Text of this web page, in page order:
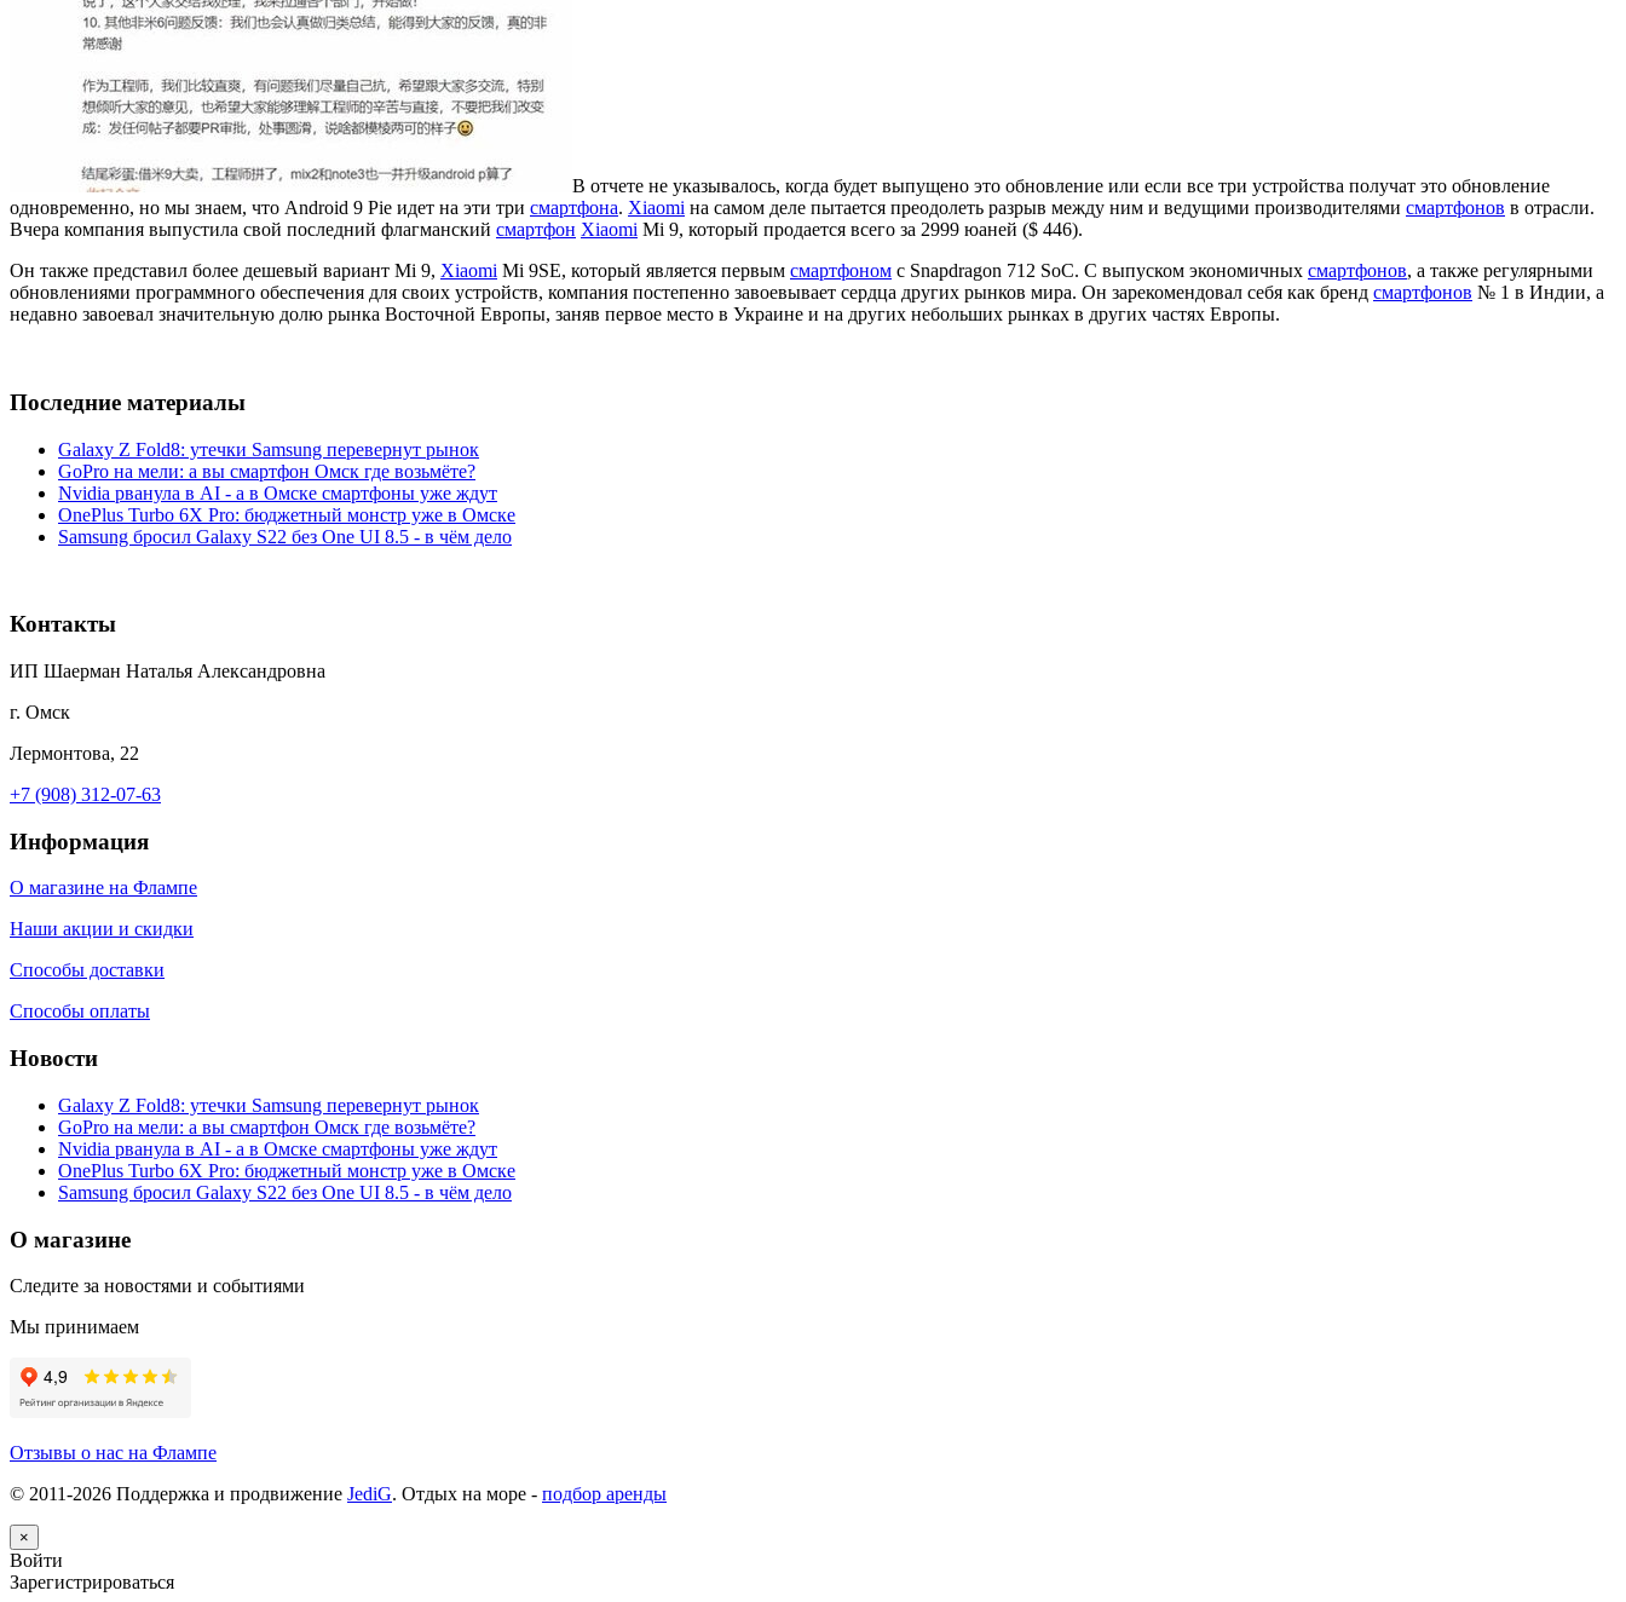
В отчете не указывалось, когда будет выпущено это обновление или если все три устройства получат это обновление
одновременно, но мы знаем, что Android 9 Pie идет на эти три смартфона. Xiaomi на самом деле пытается преодолеть разрыв между ним и ведущими производителями смартфонов в отрасли.
Вчера компания выпустила свой последний флагманский смартфон Xiaomi Mi 9, который продается всего за 2999 юаней ($ 446).
Он также представил более дешевый вариант Mi 9, Xiaomi Mi 9SE, который является первым смартфоном с Snapdragon 712 SoC. С выпуском экономичных смартфонов, а также регулярными
обновлениями программного обеспечения для своих устройств, компания постепенно завоевывает сердца других рынков мира. Он зарекомендовал себя как бренд смартфонов № 1 в Индии, а
недавно завоевал значительную долю рынка Восточной Европы, заняв первое место в Украине и на других небольших рынках в других частях Европы.
Последние материалы
Galaxy Z Fold8: утечки Samsung перевернут рынок
GoPro на мели: а вы смартфон Омск где возьмёте?
Nvidia рванула в AI - а в Омске смартфоны уже ждут
OnePlus Turbo 6X Pro: бюджетный монстр уже в Омске
Samsung бросил Galaxy S22 без One UI 8.5 - в чём дело
Контакты
ИП Шаерман Наталья Александровна
г. Омск
Лермонтова, 22
+7 (908) 312-07-63
Информация
О магазине на Флампе
Наши акции и скидки
Способы доставки
Способы оплаты
Новости
Galaxy Z Fold8: утечки Samsung перевернут рынок
GoPro на мели: а вы смартфон Омск где возьмёте?
Nvidia рванула в AI - а в Омске смартфоны уже ждут
OnePlus Turbo 6X Pro: бюджетный монстр уже в Омске
Samsung бросил Galaxy S22 без One UI 8.5 - в чём дело
О магазине
Следите за новостями и событиями
Мы принимаем
Отзывы о нас на Флампе
© 2011-2026 Поддержка и продвижение JediG. Отдых на море - подбор аренды
×
Войти
Зарегистрироваться